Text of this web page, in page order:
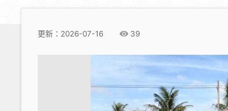
更新：2026-07-16 39